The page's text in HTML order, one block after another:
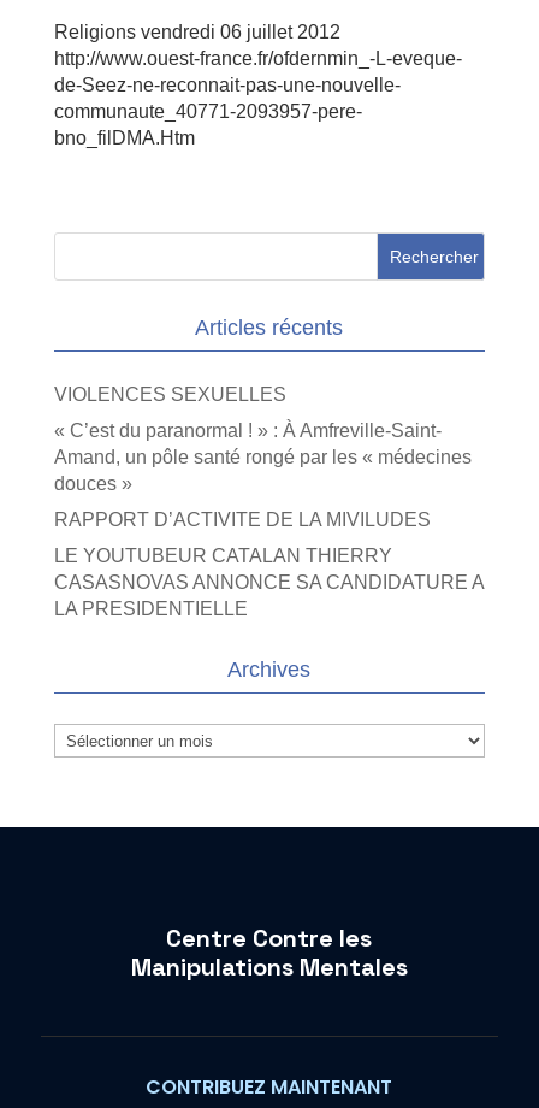
Religions vendredi 06 juillet 2012
http://www.ouest-france.fr/ofdernmin_-L-eveque-
de-Seez-ne-reconnait-pas-une-nouvelle-
communaute_40771-2093957-pere-
bno_filDMA.Htm
Articles récents
VIOLENCES SEXUELLES
« C’est du paranormal ! » : À Amfreville-Saint-
Amand, un pôle santé rongé par les « médecines
douces »
RAPPORT D’ACTIVITE DE LA MIVILUDES
LE YOUTUBEUR CATALAN THIERRY
CASASNOVAS ANNONCE SA CANDIDATURE A
LA PRESIDENTIELLE
Archives
Archives
Centre Contre les
Manipulations Mentales
CONTRIBUEZ MAINTENANT